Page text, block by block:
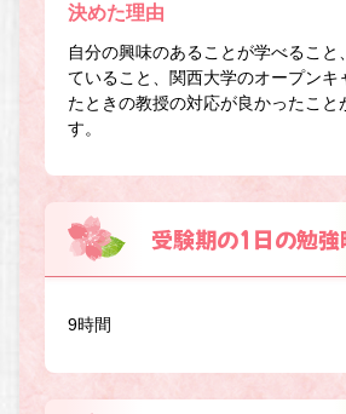
決めた理由
自分の興味のあることが学べること
ていること、関西大学のオープンキ
たときの教授の対応が良かったこと
す。
受験期の1日の勉強
9時間